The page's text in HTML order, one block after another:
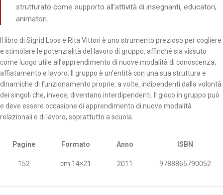
strutturato come supporto all’attività di insegnanti, educatori,
animatori.
Il libro di Sigrid Loos e Rita Vittori è uno strumento prezioso per cogliere
e stimolare le potenzialità del lavoro di gruppo, affinché sia vissuto
come luogo utile all’apprendimento di nuove modalità di conoscenza,
affiatamento e lavoro. Il gruppo è un’entità con una sua struttura e
dinamiche di funzionamento proprie, a volte, indipendenti dalla volontà
dei singoli che, invece, diventano interdipendenti. Il gioco in gruppo può
e deve essere occasione di apprendimento di nuove modalità
relazionali e di lavoro, soprattutto a scuola.
Pagine
152
Formato
cm 14×21
Anno
2011
ISBN
9788865790052